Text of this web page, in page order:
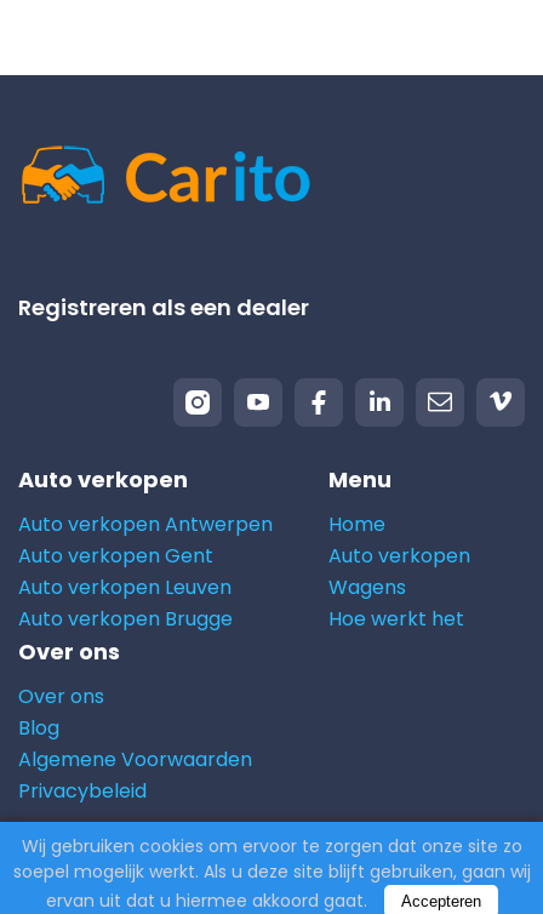
Registreren als een dealer
Auto verkopen
Auto verkopen Antwerpen
Auto verkopen Gent
Auto verkopen Leuven
Auto verkopen Brugge
Menu
Home
Auto verkopen
Wagens
Hoe werkt het
Over ons
Over ons
Blog
Algemene Voorwaarden
Privacybeleid
© 2026 Carito.com. | Alle rechten voorbehouden |
Powered byCodiCo.io
Wij gebruiken cookies om ervoor te zorgen dat onze site zo
soepel mogelijk werkt. Als u deze site blijft gebruiken, gaan wij
ervan uit dat u hiermee akkoord gaat.
Accepteren